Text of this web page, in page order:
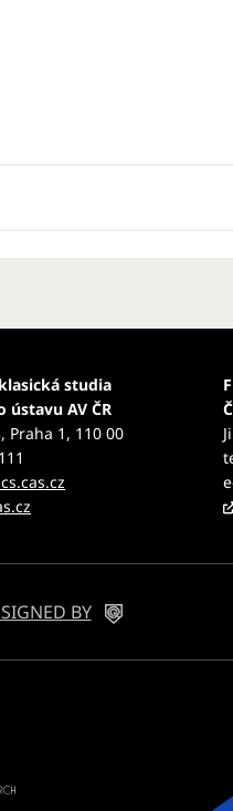
studia
ústavu AV ČR
Praha 1, 110 00
BY